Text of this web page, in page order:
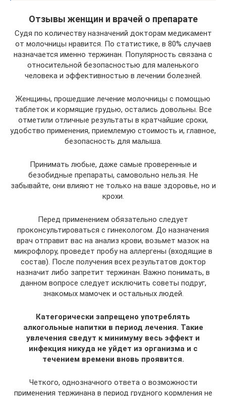
Отзывы женщин и врачей о препарате
Судя по количеству назначений докторам медикамент
от молочницы нравится. По статистике, в 80% случаев
назначается именно тержинан. Популярность связана с
относительной безопасностью для маленького
человека и эффективностью в лечении болезней.
Женщины, прошедшие лечение молочницы с помощью
таблеток и кормящие грудью, остались довольны. Все
отметили отличные результаты в кратчайшие сроки,
удобство применения, приемлемую стоимость и, главное,
безопасность для малыша.
Принимать любые, даже самые проверенные и
безобидные препараты, самовольно нельзя. Не
забывайте, они влияют не только на ваше здоровье, но и
крохи.
Перед применением обязательно следует
проконсультироваться с гинекологом. До назначения
врач отправит вас на анализ крови, возьмет мазок на
микрофлору, проведет пробу на аллергены (входящие в
состав). После получения всех результатов доктор
назначит либо запретит тержинан. Важно понимать, в
данном вопросе следует исключить советы подруг,
знакомых мамочек и остальных людей.
Категорически запрещено употреблять
алкогольные напитки в период лечения. Такие
увлечения сведут к минимуму весь эффект и
инфекция никуда не уйдет из организма и с
течением времени вновь проявится.
Четкого, однозначного ответа о возможности
применения тержинана в период грудного кормления не